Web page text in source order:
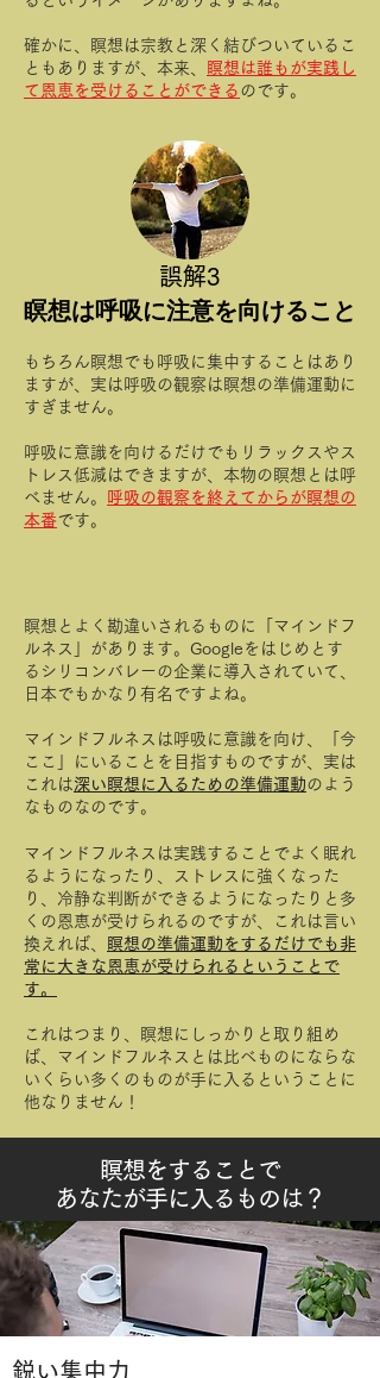
確かに、瞑想は宗教と深く結びついているこ
ともありますが、本来、
瞑想は誰もが実践し
て恩恵を受けることができる のです。
​誤解3
​瞑想は呼吸に注意を向けること
もちろん瞑想でも呼吸に集中することはあり
ますが、実は呼吸の観察は瞑想の準備運動に
すぎません。
呼吸に意識を向けるだけでもリラックスやス
トレス低減はできますが、本物の瞑想とは呼
べません。
呼吸の観察を終えてからが瞑想の
本番です。
瞑想とよく勘違いされるものに​「マインドフ
ルネス」があります。Googleをはじめとす
るシリコンバレーの企業に導入されていて、
日本でもかなり有名ですよね。
マインドフルネスは呼吸に意識を向け、「今
ここ」にいることを目指すものですが、実は
これは深 い瞑想に入るための準備運動のよう
なものなのです。
マインドフルネスは実践することでよく眠れ
るようになったり、ストレスに強くなった
り、冷静な判断ができるようになったりと多
くの恩恵が受けられるのですが、これは言い
換えれば、
瞑想の準備運動をするだけでも非
常に大きな恩恵が受けられるということで
す。
これはつまり、瞑想にしっかりと取り組め
ば、マインドフルネスとは比べものにならな
いくらい多くのものが手に入るということに
他なりません！
瞑想をすることで
あなたが手に入るものは？
鋭い集中力